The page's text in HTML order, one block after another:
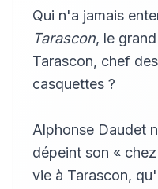
I : 11 - Des coups
I : 12 - De ce qui fut
14
I : 14 - Le port de
Ezwa
Qui n'a jamais
Tarascon, le
Tarascon, chef
casquettes ?
Alphonse Daudet
dépeint son «
vie à Tarascon,